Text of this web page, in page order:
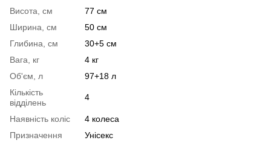
Висота, см
77 см
Ширина, см
50 см
Глибина, см
30+5 см
Вага, кг
4 кг
Об'єм, л
97+18 л
Кількість
відділень
4
Наявність коліс
4 колеса
Призначення
Унісекс